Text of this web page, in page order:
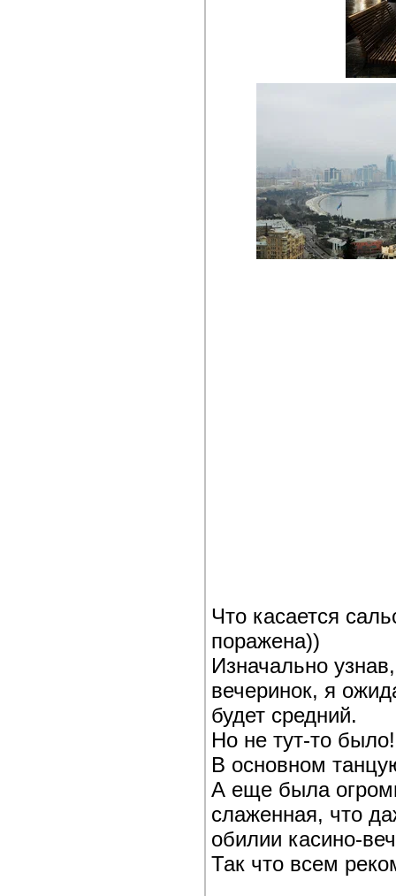
Что касается
поражена))
Изначально
вечеринок, я
будет средний.
Но не тут-то
В основном
А еще была
слаженная, что
обилии касино-
Так что всем